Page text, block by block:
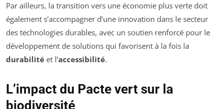
Par ailleurs, la transition vers une économie plus verte doit
également s’accompagner d’une innovation dans le secteur
des technologies durables, avec un soutien renforcé pour le
développement de solutions qui favorisent à la fois la
durabilité et l’accessibilité.
L’impact du Pacte vert sur la
biodiversité